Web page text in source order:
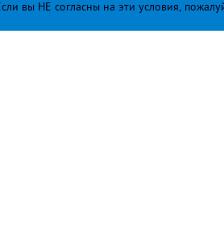
вы НЕ согласны на эти условия,